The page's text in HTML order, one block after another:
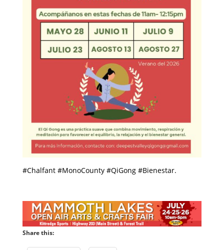
#Chalfant #MonoCounty #QiGong #Bienestar.
Share this: